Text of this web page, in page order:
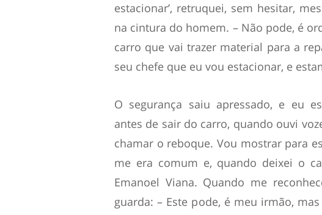
estacionar’, retruquei, sem hesitar,
na cintura do homem. – Não pode, é
carro que vai trazer material para a
seu chefe que eu vou estacionar, e
O segurança saiu apressado, e eu
antes de sair do carro, quando ouvi
chamar o reboque. Vou mostrar para
me era comum e, quando deixei o
Emanoel Viana. Quando me
guarda: – Este pode, é meu irmão,